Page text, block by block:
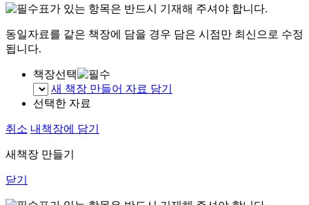
표가 있는 항목은 반드시 기재해 주셔야 합니다.
동일자료를 같은 책장에 담을 경우 담은 시점만 최신으로 수정
됩니다.
책장선택
새 책장 만들어 자료 담기
선택한 자료
취소 내책장에 담기
새책장 만들기
닫기